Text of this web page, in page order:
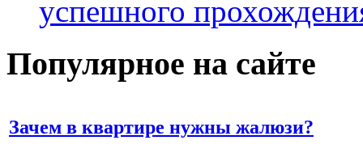
успешного
Популярное на сайте
Зачем в квартире нужны жалюзи?